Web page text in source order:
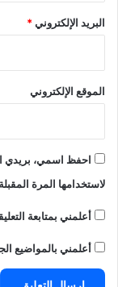
البريد الإلكتروني*
الموقع الإلكتروني
احفظ اسمي، بريدي
لاستخدامها المرة
أعلمني بمتابعة
أعلمني بالمواضيع